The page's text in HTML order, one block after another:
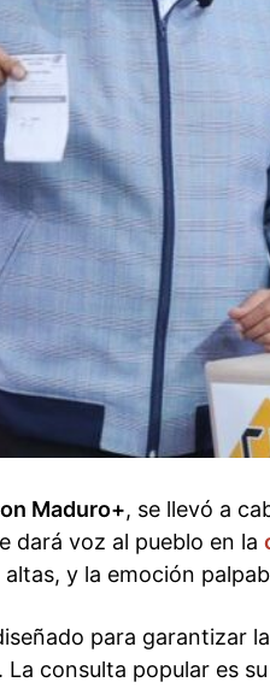
Maduro+, se llevó a
dará voz al pueblo en la
y la emoción
para garantizar
consulta popular es